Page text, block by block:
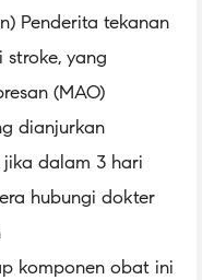
Penderita tekanan
yang
(MAO)
dianjurkan
dalam 3 hari
hubungi dokter
komponen obat ini